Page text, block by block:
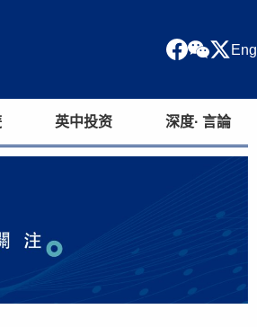
Eng
英中投资 深度· 言論